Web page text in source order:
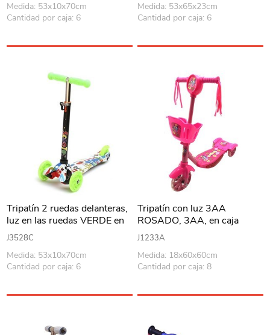
Medida: 53x10x70cm
Cantidad por caja: 6
Medida: 53x65x23cm
Cantidad por caja: 6
Tripatín 2 ruedas delanteras,
luz en las ruedas VERDE en
caja
J3528C
Medida: 53x10x70cm
Cantidad por caja: 6
Tripatín con luz 3AA
ROSADO, 3AA, en caja
J1233A
Medida: 18x60x60cm
Cantidad por caja: 8